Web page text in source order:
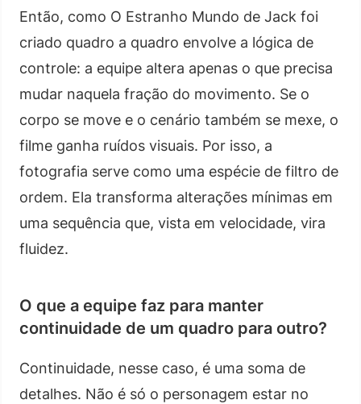
Então, como O Estranho Mundo de Jack foi
criado quadro a quadro envolve a lógica de
controle: a equipe altera apenas o que precisa
mudar naquela fração do movimento. Se o
corpo se move e o cenário também se mexe, o
filme ganha ruídos visuais. Por isso, a
fotografia serve como uma espécie de filtro de
ordem. Ela transforma alterações mínimas em
uma sequência que, vista em velocidade, vira
fluidez.
O que a equipe faz para manter
continuidade de um quadro para outro?
Continuidade, nesse caso, é uma soma de
detalhes. Não é só o personagem estar no